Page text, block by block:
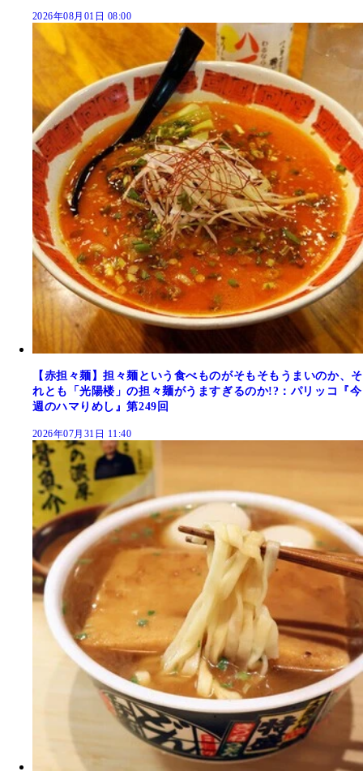
2026年08月01日 08:00
【赤担々麺】担々麺という食べものがそもそもうまいのか、そ
れとも「光陽楼」の担々麺がうますぎるのか!?：パリッコ『今
週のハマりめし』第249回
2026年07月31日 11:40